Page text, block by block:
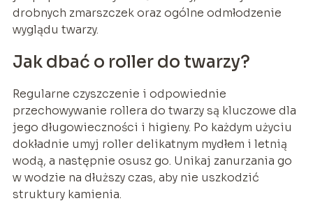
drobnych zmarszczek oraz ogólne odmłodzenie
wyglądu twarzy.
Jak dbać o roller do twarzy?
Regularne czyszczenie i odpowiednie
przechowywanie rollera do twarzy są kluczowe dla
jego długowieczności i higieny. Po każdym użyciu
dokładnie umyj roller delikatnym mydłem i letnią
wodą, a następnie osusz go. Unikaj zanurzania go
w wodzie na dłuższy czas, aby nie uszkodzić
struktury kamienia.